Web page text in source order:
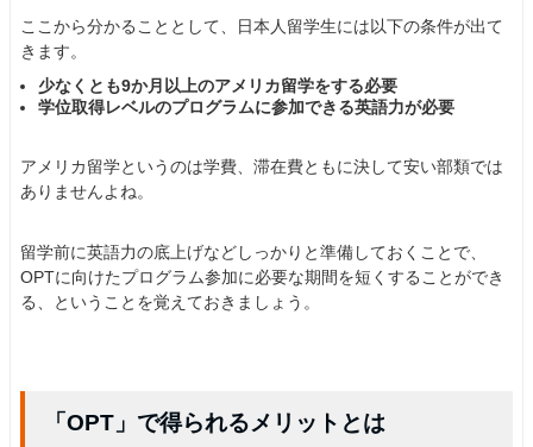
ここから分かることとして、日本人留学生には以下の条件が出て
きます。
少なくとも9か月以上のアメリカ留学をする必要
学位取得レベルのプログラムに参加できる英語力が必要
アメリカ留学というのは学費、滞在費ともに決して安い部類では
ありませんよね。
留学前に英語力の底上げなどしっかりと準備しておくことで、
OPTに向けたプログラム参加に必要な期間を短くすることができ
る、ということを覚えておきましょう。
「OPT」で得られるメリットとは